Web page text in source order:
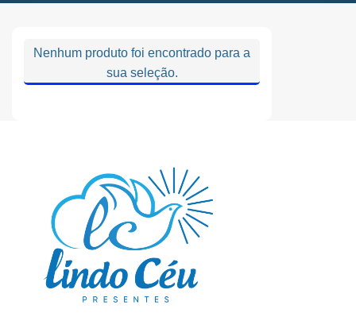
Nenhum produto foi encontrado para a
sua seleção.